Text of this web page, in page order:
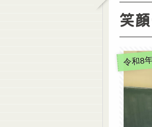
笑
令和8